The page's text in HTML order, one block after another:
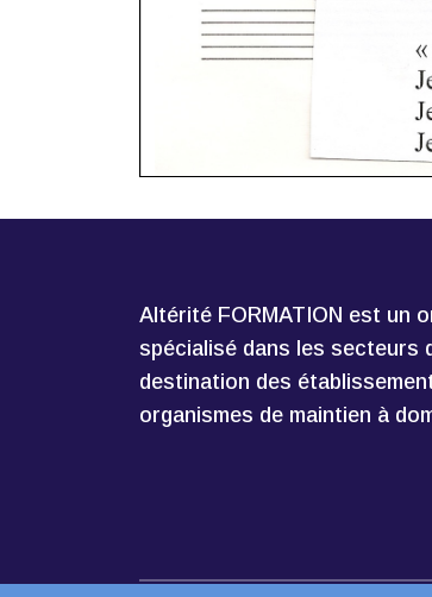
Altérité FORMATION est un
spécialisé dans les secteurs
destination des
organismes de maintien à